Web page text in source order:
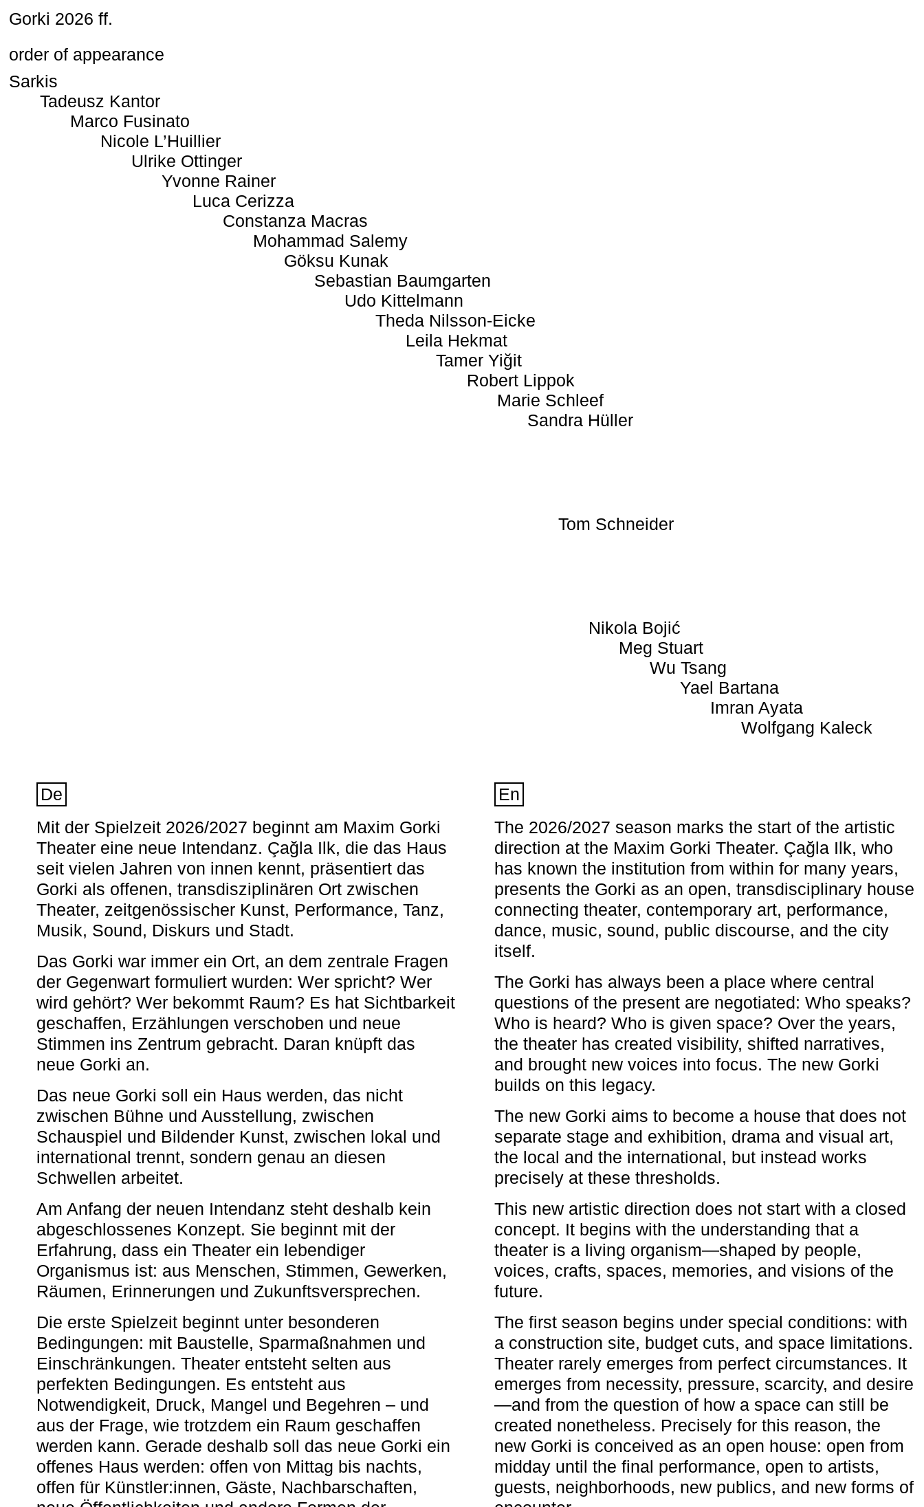
Gorki 2026 ff.
order of appearance
Sarkis
Tadeusz Kantor
Marco Fusinato
Nicole L’Huillier
Ulrike Ottinger
Yvonne Rainer
Luca Cerizza
Constanza Macras
Mohammad Salemy
Göksu Kunak
Sebastian Baumgarten
Udo Kittelmann
Theda Nilsson-Eicke
Leila Hekmat
Tamer Yiğit
Robert Lippok
Marie Schleef
Sandra Hüller
Tom Schneider
Nikola Bojić
Meg Stuart
Wu Tsang
Yael Bartana
Imran Ayata
Wolfgang Kaleck
De
Mit der Spielzeit 2026/2027 beginnt am Maxim Gorki
Theater eine neue Intendanz. Çağla Ilk, die das Haus
seit vielen Jahren von innen kennt, präsentiert das
Gorki als offenen, transdisziplinären Ort zwischen
Theater, zeitgenössischer Kunst, Performance, Tanz,
Musik, Sound, Diskurs und Stadt.
Das Gorki war immer ein Ort, an dem zentrale Fragen
der Gegenwart formuliert wurden: Wer spricht? Wer
wird gehört? Wer bekommt Raum? Es hat Sichtbarkeit
geschaffen, Erzählungen verschoben und neue
Stimmen ins Zentrum gebracht. Daran knüpft das
neue Gorki an.
Das neue Gorki soll ein Haus werden, das nicht
zwischen Bühne und Ausstellung, zwischen
Schauspiel und Bildender Kunst, zwischen lokal und
international trennt, sondern genau an diesen
Schwellen arbeitet.
Am Anfang der neuen Intendanz steht deshalb kein
abgeschlossenes Konzept. Sie beginnt mit der
Erfahrung, dass ein Theater ein lebendiger
Organismus ist: aus Menschen, Stimmen, Gewerken,
Räumen, Erinnerungen und Zukunftsversprechen.
Die erste Spielzeit beginnt unter besonderen
Bedingungen: mit Baustelle, Sparmaßnahmen und
Einschränkungen. Theater entsteht selten aus
perfekten Bedingungen. Es entsteht aus
Notwendigkeit, Druck, Mangel und Begehren – und
aus der Frage, wie trotzdem ein Raum geschaffen
werden kann. Gerade deshalb soll das neue Gorki ein
offenes Haus werden: offen von Mittag bis nachts,
offen für Künstler:innen, Gäste, Nachbarschaften,
En
The 2026/2027 season marks the start of the artistic
direction at the Maxim Gorki Theater. Çağla Ilk, who
has known the institution from within for many years,
presents the Gorki as an open, transdisciplinary house
connecting theater, contemporary art, performance,
dance, music, sound, public discourse, and the city
itself.
The Gorki has always been a place where central
questions of the present are negotiated: Who speaks?
Who is heard? Who is given space? Over the years,
the theater has created visibility, shifted narratives,
and brought new voices into focus. The new Gorki
builds on this legacy.
The new Gorki aims to become a house that does not
separate stage and exhibition, drama and visual art,
the local and the international, but instead works
precisely at these thresholds.
This new artistic direction does not start with a closed
concept. It begins with the understanding that a
theater is a living organism—shaped by people,
voices, crafts, spaces, memories, and visions of the
future.
The first season begins under special conditions: with
a construction site, budget cuts, and space limitations.
Theater rarely emerges from perfect circumstances. It
emerges from necessity, pressure, scarcity, and desire
—and from the question of how a space can still be
created nonetheless. Precisely for this reason, the
new Gorki is conceived as an open house: open from
midday until the final performance, open to artists,
guests, neighborhoods, new publics, and new forms of